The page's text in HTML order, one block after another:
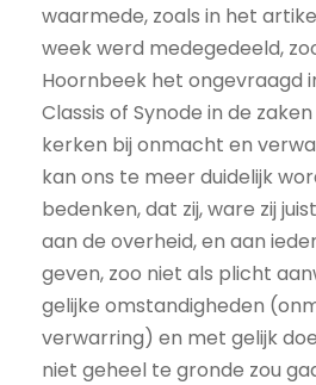
waarmede, zoals in het
week werd medegedeeld,
Hoornbeek het ongevraagd
Classis of Synode in de
kerken bij onmacht en
kan ons te meer duidelijk
bedenken, dat zij, ware zij
aan de overheid, en aan
geven, zoo niet als plicht
gelijke omstandigheden
verwarring) en met gelijk
niet geheel te gronde zou